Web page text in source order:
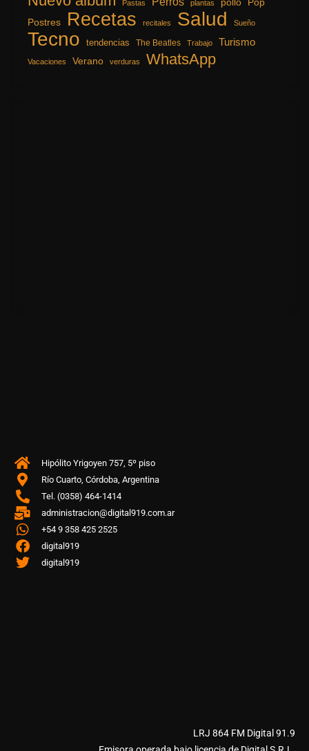
Pastas plantas
Pop
Postres
Recetas recitales Salud Sueño
Tecno tendencias The Beatles Trabajo Turismo
Vacaciones Verano verduras WhatsApp
Hipólito Yrigoyen 757, 5º piso
Río Cuarto, Córdoba, Argentina
Tel. (0358) 464-1414
administracion@digital919.com.ar
+54 9 358 425 2525
digital919
digital919
LRJ 864 FM Digital 91.9